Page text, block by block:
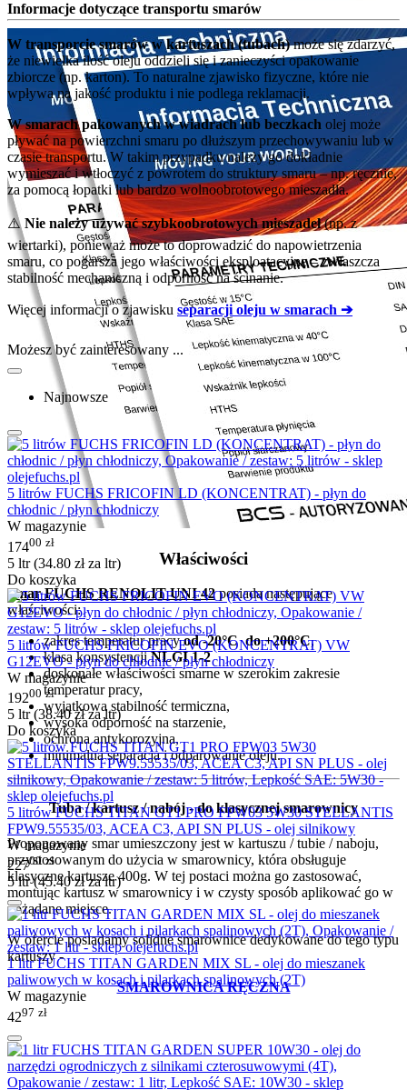
Właściwości
Smar FUCHS RENOLIT UNI 42 posiada następujące
właściwości:
zakres temperatur pracyod -20°C do +200°C,
klasa konsystencjiNLGI 1-2
doskonałe właściwości smarne w szerokim zakresie
temperatur pracy,
wyjątkowa stabilność termiczna,
wysoka odporność na starzenie,
ochrona antykorozyjna,
minimalna separacja i odparowanie oleju.
Tuba / kartusz / nabój - do klasycznej smarownicy
Proponowany smar umieszczony jest w kartuszu / tubie / naboju,
przystosowanym do użycia w smarownicy, która obsługuje
klasyczne kartusze 400g. W tej postaci można go zastosować,
montując kartusz w smarownicy i w czysty sposób aplikować go w
pożądane miejsce.
W ofercie posiadamy solidne smarownice dedykowane do tego typu
kartuszy -
SMAROWNICA RĘCZNA
Informacje dotyczące transportu smarów
W transporcie smarów w kartuszach (tubach)może się zdarzyć,
że niewielka ilość oleju oddzieli się i zanieczyści opakowanie
zbiorcze (np. karton). To naturalne zjawisko fizyczne, które nie
wpływa na jakość produktu i nie podlega reklamacji.
W smarach pakowanych w wiadrach lub beczkach olej może
pływać na powierzchni smaru po dłuższym przechowywaniu lub w
czasie transportu. W takim przypadku należy go dokładnie
wymieszać i wtłoczyć z powrotem do struktury smaru – np. ręcznie,
za pomocą łopatki lub bardzo wolnoobrotowego mieszadła.
⚠️Nie należy używać szybkoobrotowych mieszadeł(np. z
wiertarki), ponieważ może to doprowadzić do napowietrzenia
smaru, co pogarsza jego właściwości eksploatacyjne – zwłaszcza
stabilność mechaniczną i odporność na ścinanie.
Więcej informacji o zjawisku separacji oleju w smarach ➔
Możesz być zainteresowany ...
Najnowsze
5 litrów FUCHS FRICOFIN LD (KONCENTRAT) - płyn do
chłodnic / płyn chłodniczy
W magazynie
17400 zł
5 ltr (34.80 złza ltr)
Do koszyka
5 litrów FUCHS FRICOFIN EVO (KONCENTRAT) VW
G12EVO - płyn do chłodnic / płyn chłodniczy
W magazynie
19200 zł
5 ltr (38.40złza ltr)
Do koszyka
5 litrów FUCHS TITAN GT1 PRO FPW03 5W30 STELLANTIS
FPW9.55535/03, ACEA C3, API SN PLUS - olej silnikowy
W magazynie
22700 zł
5 ltr (45.40złza ltr)
1 litr FUCHS TITAN GARDEN MIX SL - olej do mieszanek
paliwowych w kosach i pilarkach spalinowych (2T)
W magazynie
4297 zł